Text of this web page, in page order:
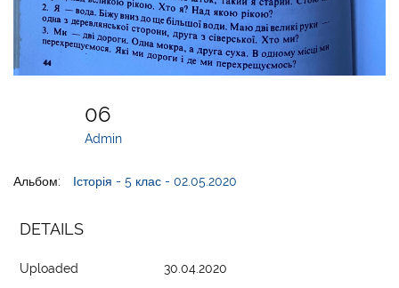
06
Admin
Альбом: Історія - 5 клас - 02.05.2020
DETAILS
Uploaded 30.04.2020